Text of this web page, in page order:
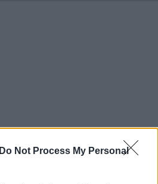
Do Not Process My Personal